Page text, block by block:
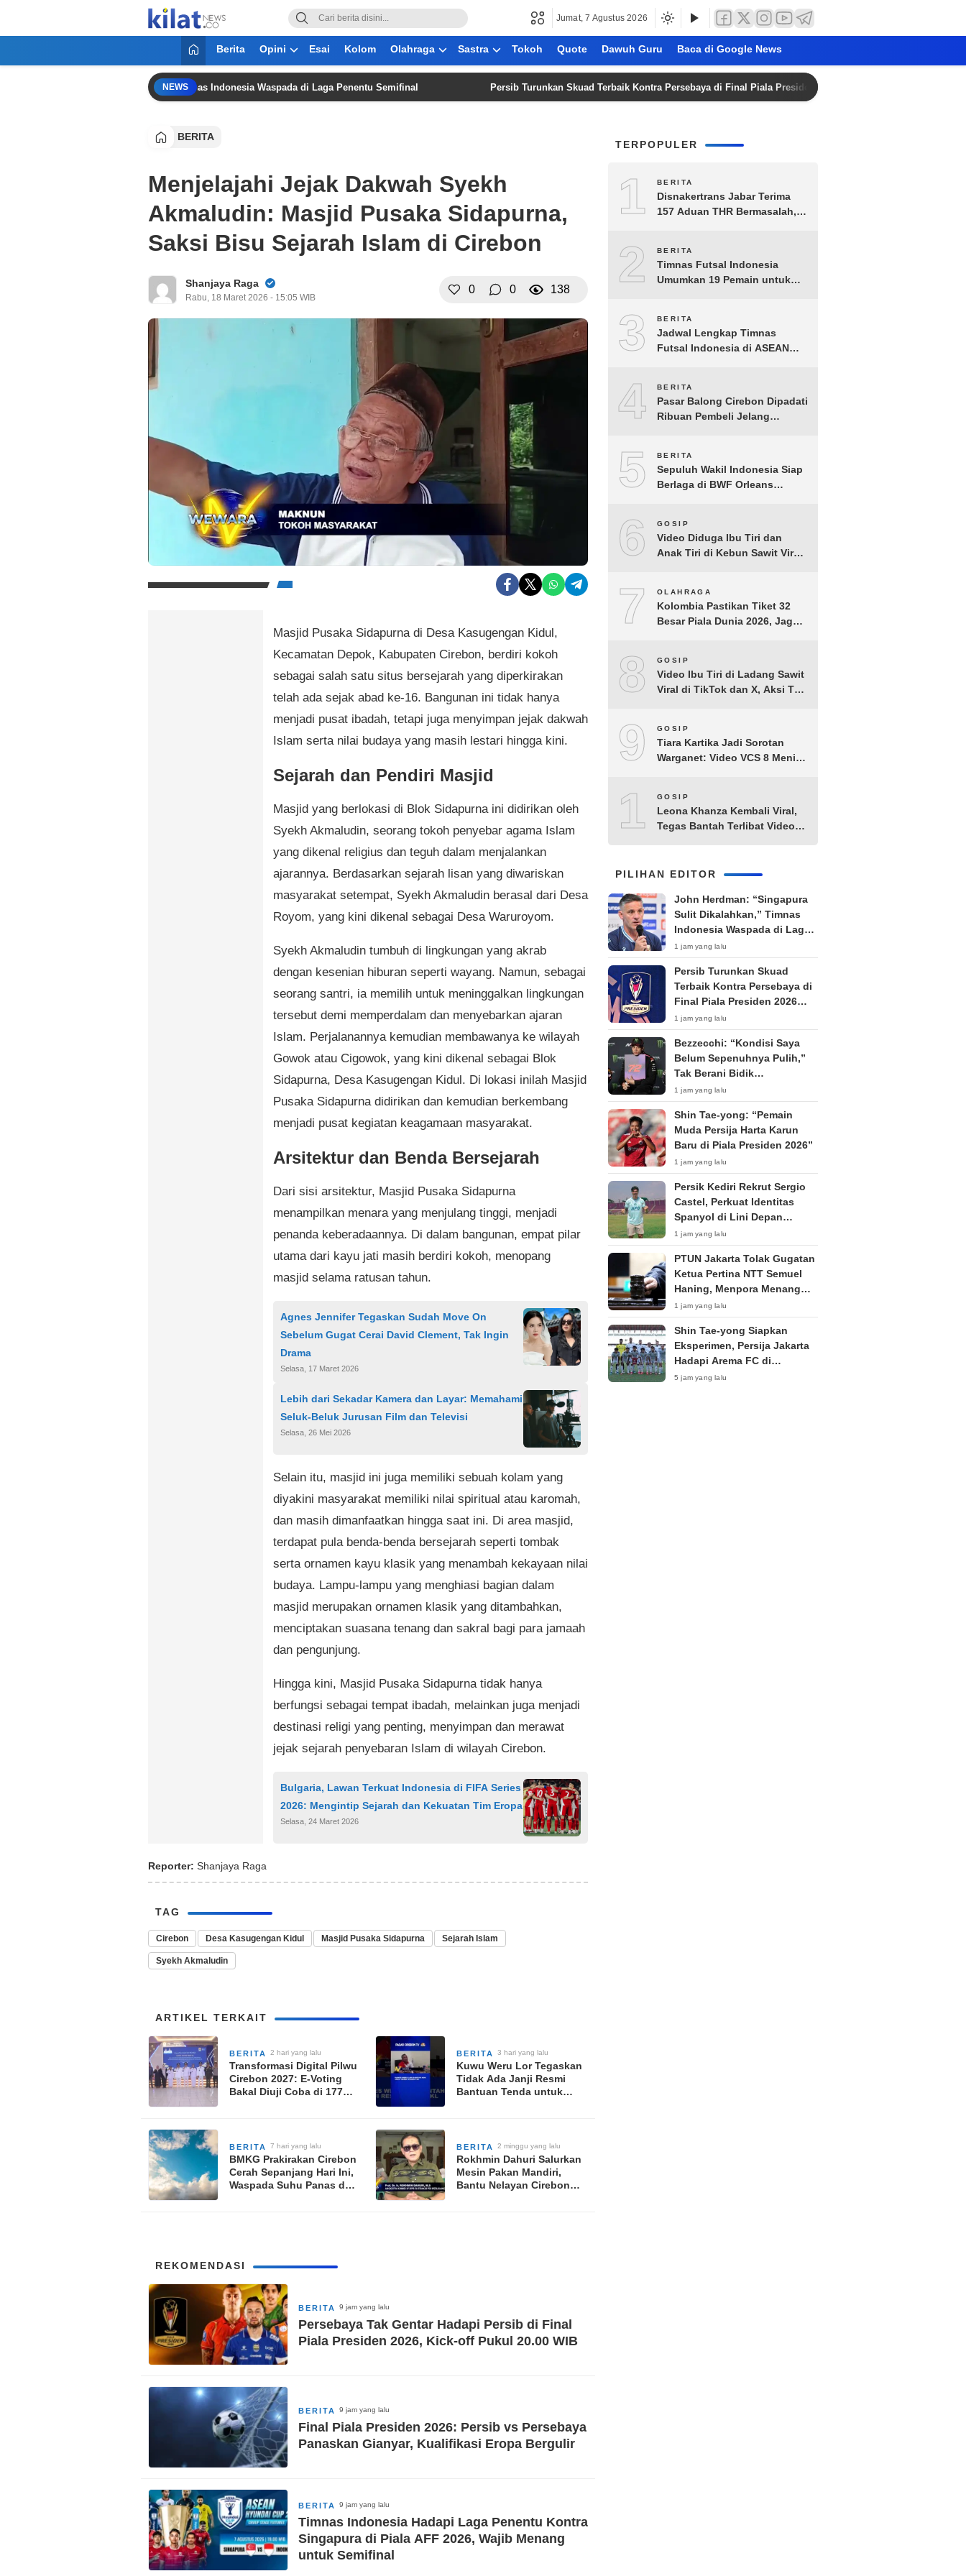
KilatNews.co
Mencerdaskan Anak Bangsa
Jumat, 7 Agustus 2026
Berita Opini Esai Kolom Olahraga Sastra Tokoh Quote Dawuh Guru Baca di Google News
NEWS
Sulit Dikalahkan,” Timnas Indonesia Waspada di Laga Penentu Semifinal Persib Turunkan Skuad Terbaik Kontra Persebaya di Final Piala Presiden 2026 Tanpa Penonton
BERITA
Menjelajahi Jejak Dakwah Syekh
Akmaludin: Masjid Pusaka Sidapurna,
Saksi Bisu Sejarah Islam di Cirebon
Shanjaya Raga
Rabu, 18 Maret 2026 - 15:05 WIB
0 0 138
Masjid Pusaka Sidapurna di Desa Kasugengan Kidul,
Kecamatan Depok, Kabupaten Cirebon, berdiri kokoh
sebagai salah satu situs bersejarah yang diperkirakan
telah ada sejak abad ke-16. Bangunan ini tidak hanya
menjadi pusat ibadah, tetapi juga menyimpan jejak dakwah
Islam serta nilai budaya yang masih lestari hingga kini.
Sejarah dan Pendiri Masjid
Masjid yang berlokasi di Blok Sidapurna ini didirikan oleh
Syekh Akmaludin, seorang tokoh penyebar agama Islam
yang dikenal religius dan teguh dalam menjalankan
ajarannya. Berdasarkan sejarah lisan yang diwariskan
masyarakat setempat, Syekh Akmaludin berasal dari Desa
Royom, yang kini dikenal sebagai Desa Waruroyom.
Syekh Akmaludin tumbuh di lingkungan yang akrab
dengan kesenian hiburan seperti wayang. Namun, sebagai
seorang santri, ia memilih untuk meninggalkan lingkungan
tersebut demi memperdalam dan menyebarkan ajaran
Islam. Perjalanannya kemudian membawanya ke wilayah
Gowok atau Cigowok, yang kini dikenal sebagai Blok
Sidapurna, Desa Kasugengan Kidul. Di lokasi inilah Masjid
Pusaka Sidapurna didirikan dan kemudian berkembang
menjadi pusat kegiatan keagamaan masyarakat.
Arsitektur dan Benda Bersejarah
Dari sisi arsitektur, Masjid Pusaka Sidapurna
menampilkan menara yang menjulang tinggi, menjadi
penanda keberadaannya. Di dalam bangunan, empat pilar
utama dari kayu jati masih berdiri kokoh, menopang
masjid selama ratusan tahun.
Agnes Jennifer Tegaskan Sudah Move On
Sebelum Gugat Cerai David Clement, Tak Ingin
Drama
Selasa, 17 Maret 2026
Lebih dari Sekadar Kamera dan Layar: Memahami
Seluk-Beluk Jurusan Film dan Televisi
Selasa, 26 Mei 2026
Selain itu, masjid ini juga memiliki sebuah kolam yang
diyakini masyarakat memiliki nilai spiritual atau karomah,
dan masih dimanfaatkan hingga saat ini. Di area masjid,
terdapat pula benda-benda bersejarah seperti tombak
serta ornamen kayu klasik yang menambah kekayaan nilai
budaya. Lampu-lampu yang menghiasi bagian dalam
masjid merupakan ornamen klasik yang ditambahkan,
menciptakan suasana tenang dan sakral bagi para jamaah
dan pengunjung.
Hingga kini, Masjid Pusaka Sidapurna tidak hanya
berfungsi sebagai tempat ibadah, melainkan juga menjadi
destinasi religi yang penting, menyimpan dan merawat
jejak sejarah penyebaran Islam di wilayah Cirebon.
Bulgaria, Lawan Terkuat Indonesia di FIFA Series
2026: Mengintip Sejarah dan Kekuatan Tim Eropa
Selasa, 24 Maret 2026
Reporter: Shanjaya Raga
TAG
Cirebon Desa Kasugengan Kidul Masjid Pusaka Sidapurna Sejarah Islam
Syekh Akmaludin
ARTIKEL TERKAIT
BERITA 2 hari yang lalu
Transformasi Digital Pilwu
Cirebon 2027: E-Voting
Bakal Diuji Coba di 177
BERITA 3 hari yang lalu
Kuwu Weru Lor Tegaskan
Tidak Ada Janji Resmi
Bantuan Tenda untuk
BERITA 7 hari yang lalu
BMKG Prakirakan Cirebon
Cerah Sepanjang Hari Ini,
Waspada Suhu Panas dan
BERITA 2 minggu yang lalu
Rokhmin Dahuri Salurkan
Mesin Pakan Mandiri,
Bantu Nelayan Cirebon
REKOMENDASI
BERITA 9 jam yang lalu
Persebaya Tak Gentar Hadapi Persib di Final
Piala Presiden 2026, Kick-off Pukul 20.00 WIB
BERITA 9 jam yang lalu
Final Piala Presiden 2026: Persib vs Persebaya
Panaskan Gianyar, Kualifikasi Eropa Bergulir
BERITA 9 jam yang lalu
Timnas Indonesia Hadapi Laga Penentu Kontra
Singapura di Piala AFF 2026, Wajib Menang
untuk Semifinal
TERPOPULER
1 BERITA
Disnakertrans Jabar Terima
157 Aduan THR Bermasalah,
2 BERITA
Timnas Futsal Indonesia
Umumkan 19 Pemain untuk
3 BERITA
Jadwal Lengkap Timnas
Futsal Indonesia di ASEAN
4 BERITA
Pasar Balong Cirebon Dipadati
Ribuan Pembeli Jelang
5 BERITA
Sepuluh Wakil Indonesia Siap
Berlaga di BWF Orleans
6 GOSIP
Video Diduga Ibu Tiri dan
Anak Tiri di Kebun Sawit Viral,
7 OLAHRAGA
Kolombia Pastikan Tiket 32
Besar Piala Dunia 2026, Jaga
8 GOSIP
Video Ibu Tiri di Ladang Sawit
Viral di TikTok dan X, Aksi Tak
9 GOSIP
Tiara Kartika Jadi Sorotan
Warganet: Video VCS 8 Menit
10
GOSIP
Leona Khanza Kembali Viral,
Tegas Bantah Terlibat Video
PILIHAN EDITOR
John Herdman: “Singapura
Sulit Dikalahkan,” Timnas
Indonesia Waspada di Laga
Penentu Semifinal
1 jam yang lalu
Persib Turunkan Skuad
Terbaik Kontra Persebaya di
Final Piala Presiden 2026
Tanpa Penonton
1 jam yang lalu
Bezzecchi: “Kondisi Saya
Belum Sepenuhnya Pulih,”
Tak Berani Bidik
Kemenangan di Silverstone
1 jam yang lalu
Shin Tae-yong: “Pemain
Muda Persija Harta Karun
Baru di Piala Presiden 2026”
1 jam yang lalu
Persik Kediri Rekrut Sergio
Castel, Perkuat Identitas
Spanyol di Lini Depan
Menjelang Super League
2026/27
1 jam yang lalu
PTUN Jakarta Tolak Gugatan
Ketua Pertina NTT Semuel
Haning, Menpora Menang
Eksepsi Kompetensi Absolut
1 jam yang lalu
Shin Tae-yong Siapkan
Eksperimen, Persija Jakarta
Hadapi Arema FC di
Perebutan Peringkat Tiga
5 jam yang lalu